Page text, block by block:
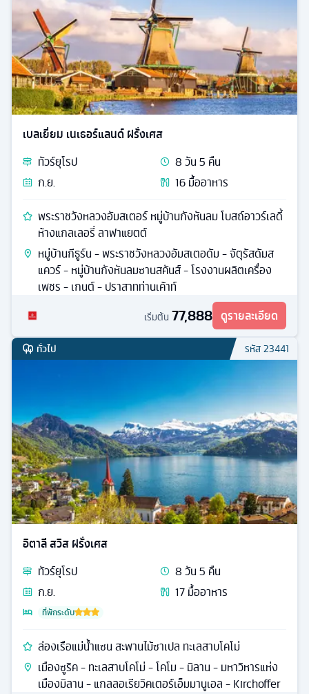
เบลเยี่ยม เนเธอร์แลนด์ ฝรั่งเศส
ทัวร์ยุโรป 8วัน5 คืน
ก.ย.
16มื้ออาหาร
พระราชวังหลวงอัมสเตอร์ หมู่บ้านกังหันลม โบสถ์อาวร์เลดี้
ห้างแกลเลอรี่ ลาฟาแยตต์
หมู่บ้านกีธูร์น - พระราชวังหลวงอัมสเตอดัม - จัตุรัสดัมส
แควร์ - หมู่บ้านกังหันลมซานสคันส์ - โรงงานผลิตเครื่อง
เพชร - เกนต์ - ปราสาทท่านเค้าท์
เริ่มต้น 77,888 ดูรายละเอียด
ทั่วไป รหัส23441
อิตาลี สวิส ฝรั่งเศส
ทัวร์ยุโรป 8วัน5 คืน
ก.ย.
17มื้ออาหาร
ที่พักระดับ
ล่องเรือแม่น้ำแซน สะพานไม้ซาเปล ทะเลสาบโคโม่
เมืองซูริค - ทะเลสาบโคโม่ - โคโม - มิลาน - มหาวิหารแห่ง
เมืองมิลาน - แกลลอเรียวิคเตอร์เอ็มมานูเอล - Kirchoffer